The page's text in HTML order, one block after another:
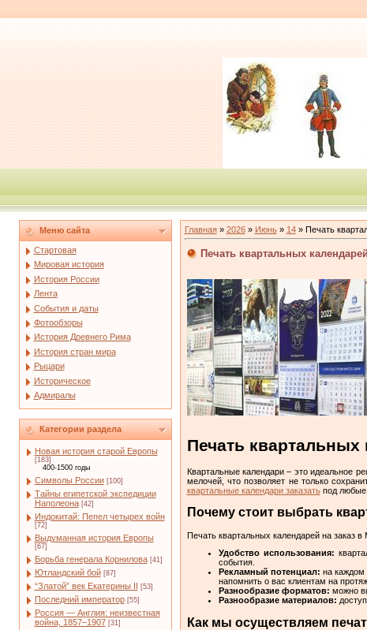
Меню сайта
Стартовая
Мировая история
История России
Лента
События и даты
Фотообзоры
История Древнего Рима
История стран мира
Рыцари
Историческое
Адмиралы
Категории раздела
Новая история старой Европы
[183]
400-1500 годы
Символы России [100]
Тайны египетской экспедиции
Наполеона [42]
Индокитай: Пепел четырех войн
[72]
Выдуманная история Европы
[67]
Борьба генерала Корнилова [41]
Ютландский бой [87]
“Златой” век Екатерины II [53]
Последний император [55]
Россия — Англия: неизвестная
война, 1857–1907 [31]
Главная» 2026 » Июнь » 14» Печать
Печать квартальных
Печать квартальных
Квартальные календари – это идеальное
мелочей, что позволяет не только
квартальные календари заказатьпод любые
Почему стоит выбрать
Печать квартальных календарей на заказ
Удобство использования:
события.
Рекламный потенциал: на каждом
напомнить о вас клиентам на
Разнообразие форматов: можно
Разнообразие материалов:
Как мы осуществляем